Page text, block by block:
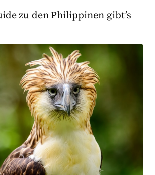
zu den Philippinen gibt’s